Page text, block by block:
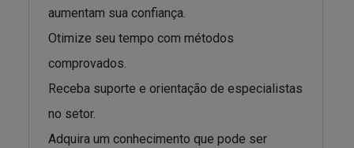
aumentam sua confiança.
Otimize seu tempo com métodos
comprovados.
Receba suporte e orientação de especialistas
no setor.
Adquira um conhecimento que pode ser